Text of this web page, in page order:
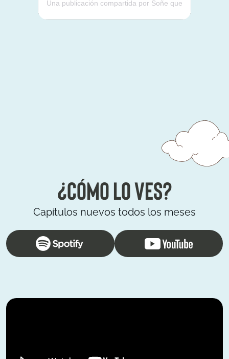
Una publicación compartida por Soñe que
¿Cómo lo ves?
Capítulos nuevos todos los meses